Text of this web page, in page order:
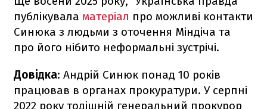
публікувала матеріал про можливі контакти
Синюка з людьми з оточення Міндіча та
про його нібито неформальні зустрічі.
Довідка: Андрій Синюк понад 10 років
працював в органах прокуратури. У серпні
2022 року тодішній генеральний прокурор